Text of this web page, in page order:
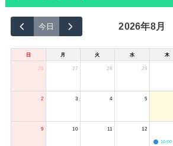
今日 2026年8月
日 月 火 水 木
26 27 28 29
2 3 4 5
9 10 11 12
10:00